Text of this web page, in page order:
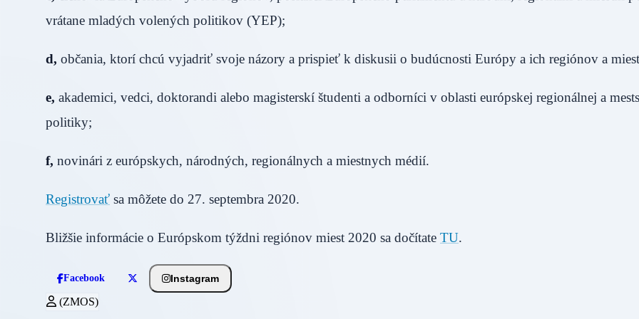
vrátane mladých volených politikov (YEP);
d, občania, ktorí chcú vyjadriť svoje názory a prispieť k diskusii o budúcnosti Európy a ich regiónov a
e, akademici, vedci, doktorandi alebo magisterskí študenti a odborníci v oblasti európskej regionálnej a
politiky;
f, novinári z európskych, národných, regionálnych a miestnych médií.
Registrovať sa môžete do 27. septembra 2020.
Bližšie informácie o Európskom týždni regiónov miest 2020 sa dočítate TU.
Facebook Instagram
(ZMOS)